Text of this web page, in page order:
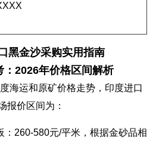
黑金沙采购实用指南
：2026年价格区间解析
海运和原矿价格走势，印度进口
报价区间为：
：260-580元/平米，根据金砂品相